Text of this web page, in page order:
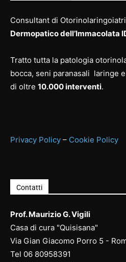
Consultant di
Dermopatico dell’Immacolata
Tratto tutta la patologia
bocca, seni paranasali laringe
di oltre 10.000 interventi.
Privacy Policy – Cookie Policy
Contatti
Prof. Maurizio G. Vigili
Casa di cura "Quisisana"
Via Gian Giacomo Porro 5 -
Tel 06 80958391